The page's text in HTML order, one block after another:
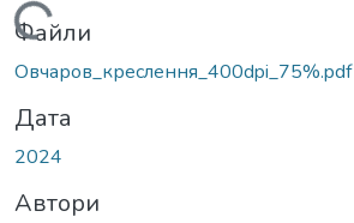
Вантажиться...
Файли
Овчаров_креслення_400dpi_75%.pdf
Дата
2024
Автори